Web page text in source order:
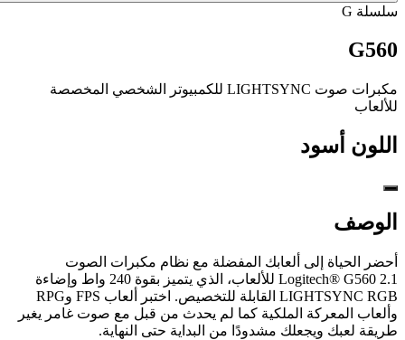
سلسلة G
G560
مكبرات صوت LIGHTSYNC للكمبيوتر الشخصي المخصصة
للألعاب
اللون أسود
الوصف
أحضر الحياة إلى ألعابك المفضلة مع نظام مكبرات الصوت
Logitech® G560 2.1 للألعاب، الذي يتميز بقوة 240 واط وإضاءة
LIGHTSYNC RGB القابلة للتخصيص. اختبر ألعاب FPS وRPG
وألعاب المعركة الملكية كما لم يحدث من قبل مع صوت غامر يغير
طريقة لعبك ويجعلك مشدودًا من البداية حتى النهاية.